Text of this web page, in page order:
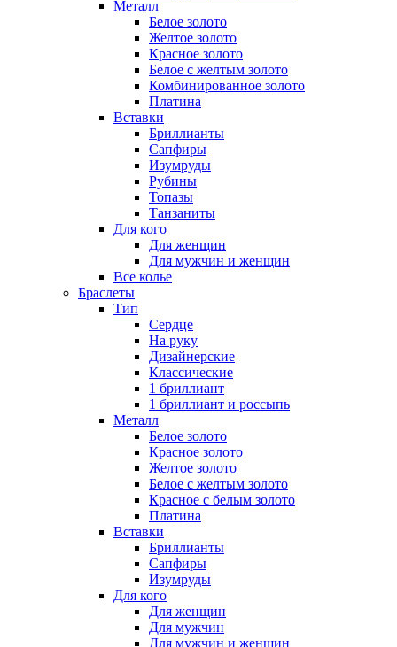
Металл
Белое золото
Желтое золото
Красное золото
Белое с желтым золото
Комбинированное золото
Платина
Вставки
Бриллианты
Сапфиры
Изумруды
Рубины
Топазы
Танзаниты
Для кого
Для женщин
Для мужчин и женщин
Все колье
Браслеты
Тип
Сердце
На руку
Дизайнерские
Классические
1 бриллиант
1 бриллиант и россыпь
Металл
Белое золото
Красное золото
Желтое золото
Белое с желтым золото
Красное с белым золото
Платина
Вставки
Бриллианты
Сапфиры
Изумруды
Для кого
Для женщин
Для мужчин
Для мужчин и женщин